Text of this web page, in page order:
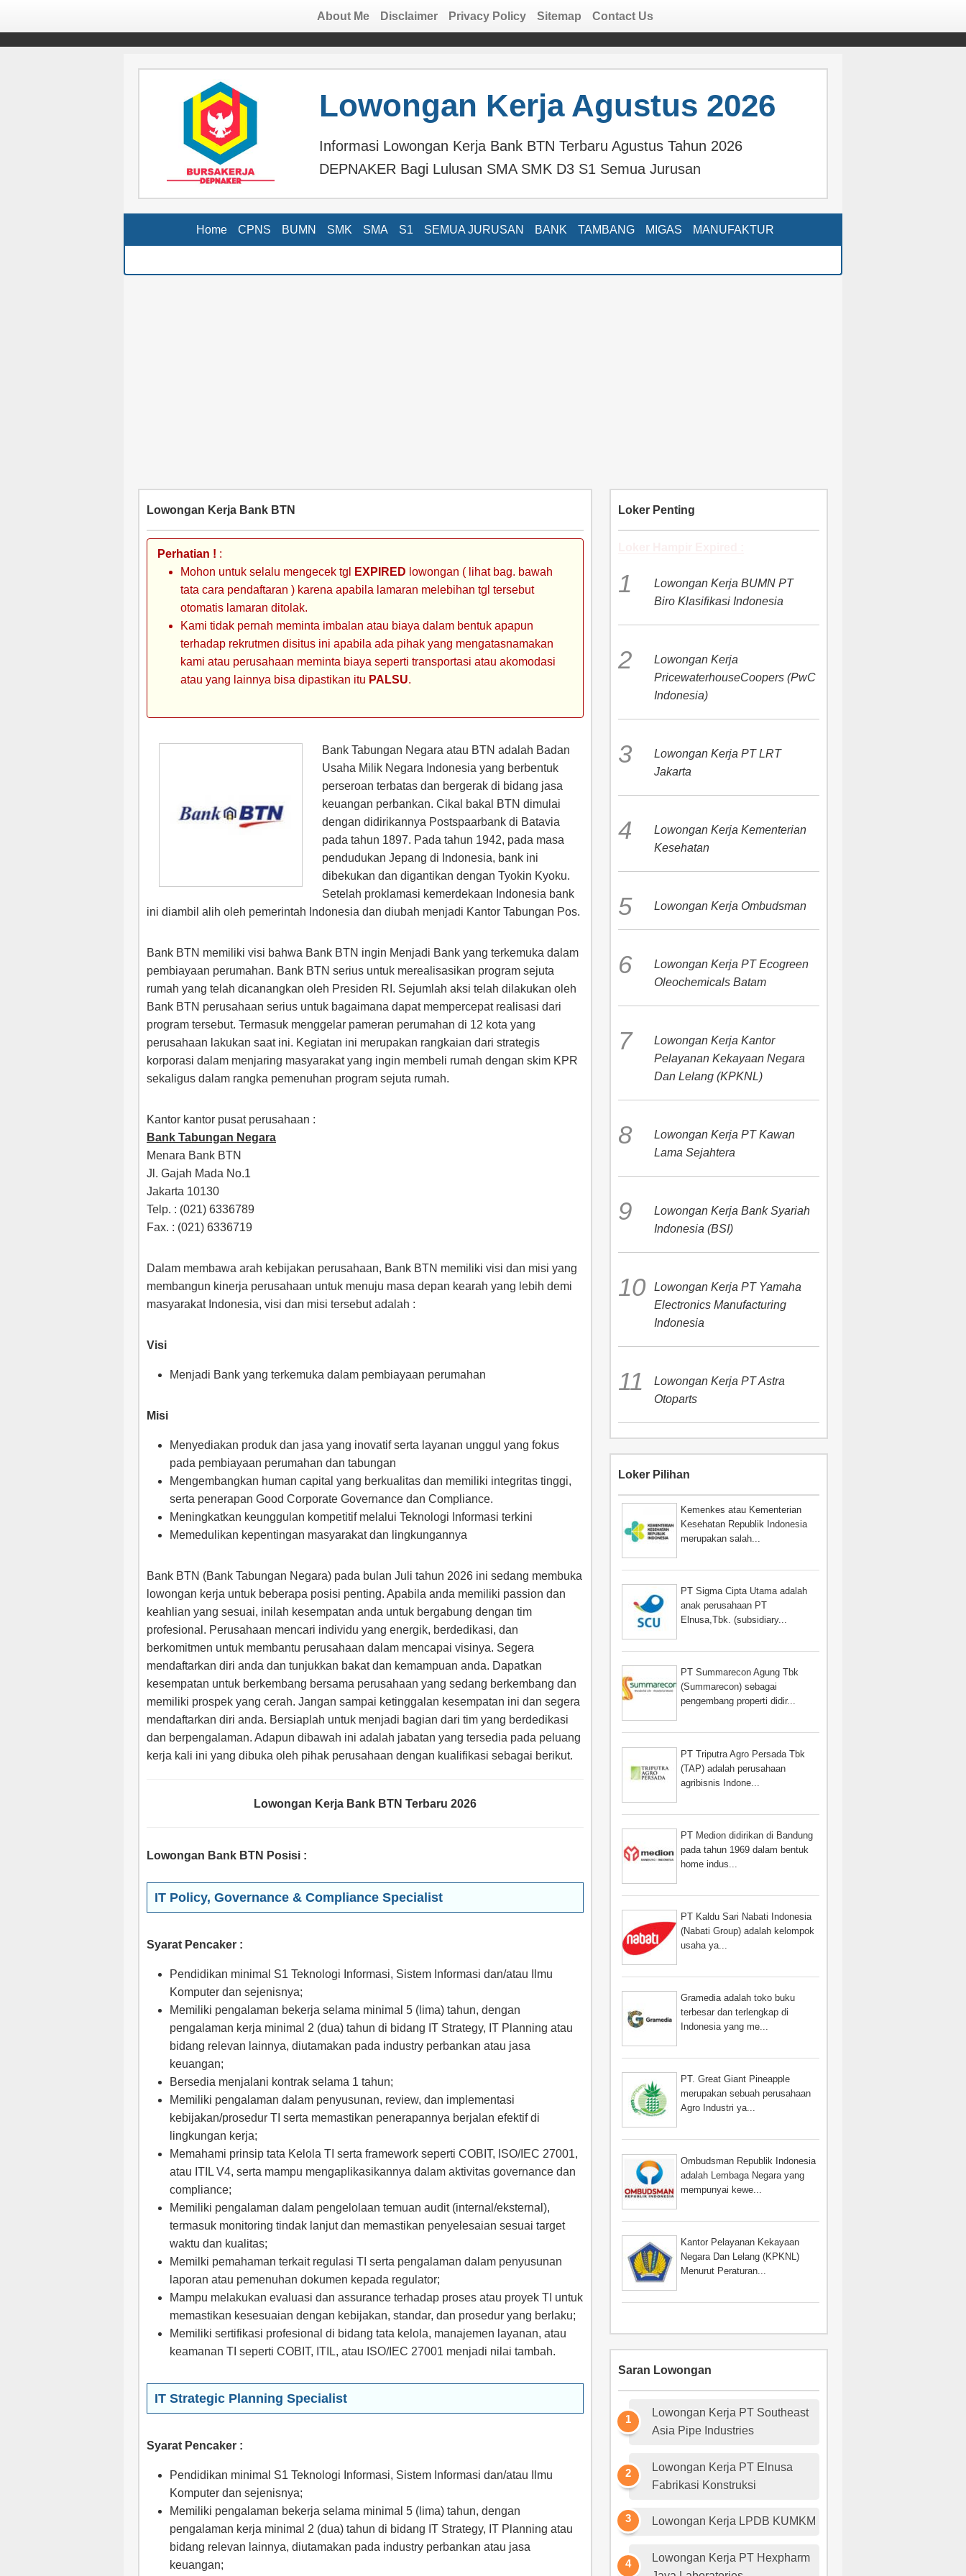
About Me Disclaimer Privacy Policy Sitemap Contact Us
Lowongan Kerja Agustus 2026
Informasi Lowongan Kerja Bank BTN Terbaru Agustus Tahun 2026
DEPNAKER Bagi Lulusan SMA SMK D3 S1 Semua Jurusan
Home CPNS BUMN SMK SMA S1 SEMUA JURUSAN BANK TAMBANG MIGAS MANUFAKTUR
Lowongan Kerja Bank BTN
Perhatian ! :
Mohon untuk selalu mengecek tgl
EXPIRED lowongan ( lihat bag. bawah
tata cara pendaftaran ) karena apabila lamaran melebihan tgl tersebut
otomatis lamaran ditolak.
Kami tidak pernah meminta imbalan atau biaya dalam bentuk apapun
terhadap rekrutmen disitus ini apabila ada pihak yang mengatasnamakan
kami atau perusahaan meminta biaya seperti transportasi atau akomodasi
atau yang lainnya bisa dipastikan itu PALSU.
Bank Tabungan Negara atau BTN adalah Badan
Usaha Milik Negara Indonesia yang berbentuk
perseroan terbatas dan bergerak di bidang jasa
keuangan perbankan. Cikal bakal BTN dimulai
dengan didirikannya Postspaarbank di Batavia
pada tahun 1897. Pada tahun 1942, pada masa
pendudukan Jepang di Indonesia, bank ini
dibekukan dan digantikan dengan Tyokin Kyoku.
Setelah proklamasi kemerdekaan Indonesia bank
ini diambil alih oleh pemerintah Indonesia dan diubah menjadi Kantor Tabungan Pos.
Bank BTN memiliki visi bahwa Bank BTN ingin Menjadi Bank yang terkemuka dalam
pembiayaan perumahan. Bank BTN serius untuk merealisasikan program sejuta
rumah yang telah dicanangkan oleh Presiden RI. Sejumlah aksi telah dilakukan oleh
Bank BTN perusahaan serius untuk bagaimana dapat mempercepat realisasi dari
program tersebut. Termasuk menggelar pameran perumahan di 12 kota yang
perusahaan lakukan saat ini. Kegiatan ini merupakan rangkaian dari strategis
korporasi dalam menjaring masyarakat yang ingin membeli rumah dengan skim KPR
sekaligus dalam rangka pemenuhan program sejuta rumah.
Kantor kantor pusat perusahaan :
Bank Tabungan Negara
Menara Bank BTN
Jl. Gajah Mada No.1
Jakarta 10130
Telp. : (021) 6336789
Fax. : (021) 6336719
Dalam membawa arah kebijakan perusahaan, Bank BTN memiliki visi dan misi yang
membangun kinerja perusahaan untuk menuju masa depan kearah yang lebih demi
masyarakat Indonesia, visi dan misi tersebut adalah :
Visi
Menjadi Bank yang terkemuka dalam pembiayaan perumahan
Misi
Menyediakan produk dan jasa yang inovatif serta layanan unggul yang fokus
pada pembiayaan perumahan dan tabungan
Mengembangkan human capital yang berkualitas dan memiliki integritas tinggi,
serta penerapan Good Corporate Governance dan Compliance.
Meningkatkan keunggulan kompetitif melalui Teknologi Informasi terkini
Memedulikan kepentingan masyarakat dan lingkungannya
Bank BTN (Bank Tabungan Negara) pada bulan Juli tahun 2026 ini sedang membuka
lowongan kerja untuk beberapa posisi penting. Apabila anda memiliki passion dan
keahlian yang sesuai, inilah kesempatan anda untuk bergabung dengan tim
profesional. Perusahaan mencari individu yang energik, berdedikasi, dan
berkomitmen untuk membantu perusahaan dalam mencapai visinya. Segera
mendaftarkan diri anda dan tunjukkan bakat dan kemampuan anda. Dapatkan
kesempatan untuk berkembang bersama perusahaan yang sedang berkembang dan
memiliki prospek yang cerah. Jangan sampai ketinggalan kesempatan ini dan segera
mendaftarkan diri anda. Bersiaplah untuk menjadi bagian dari tim yang berdedikasi
dan berpengalaman. Adapun dibawah ini adalah jabatan yang tersedia pada peluang
kerja kali ini yang dibuka oleh pihak perusahaan dengan kualifikasi sebagai berikut.
Lowongan Kerja Bank BTN Terbaru 2026
Lowongan Bank BTN Posisi :
IT Policy, Governance & Compliance Specialist
Syarat Pencaker :
Pendidikan minimal S1 Teknologi Informasi, Sistem Informasi dan/atau Ilmu
Komputer dan sejenisnya;
Memiliki pengalaman bekerja selama minimal 5 (lima) tahun, dengan
pengalaman kerja minimal 2 (dua) tahun di bidang IT Strategy, IT Planning atau
bidang relevan lainnya, diutamakan pada industry perbankan atau jasa
keuangan;
Bersedia menjalani kontrak selama 1 tahun;
Memiliki pengalaman dalam penyusunan, review, dan implementasi
kebijakan/prosedur TI serta memastikan penerapannya berjalan efektif di
lingkungan kerja;
Memahami prinsip tata Kelola TI serta framework seperti COBIT, ISO/IEC 27001,
atau ITIL V4, serta mampu mengaplikasikannya dalam aktivitas governance dan
compliance;
Memiliki pengalaman dalam pengelolaan temuan audit (internal/eksternal),
termasuk monitoring tindak lanjut dan memastikan penyelesaian sesuai target
waktu dan kualitas;
Memilki pemahaman terkait regulasi TI serta pengalaman dalam penyusunan
laporan atau pemenuhan dokumen kepada regulator;
Mampu melakukan evaluasi dan assurance terhadap proses atau proyek TI untuk
memastikan kesesuaian dengan kebijakan, standar, dan prosedur yang berlaku;
Memiliki sertifikasi profesional di bidang tata kelola, manajemen layanan, atau
keamanan TI seperti COBIT, ITIL, atau ISO/IEC 27001 menjadi nilai tambah.
IT Strategic Planning Specialist
Syarat Pencaker :
Pendidikan minimal S1 Teknologi Informasi, Sistem Informasi dan/atau Ilmu
Komputer dan sejenisnya;
Memiliki pengalaman bekerja selama minimal 5 (lima) tahun, dengan
pengalaman kerja minimal 2 (dua) tahun di bidang IT Strategy, IT Planning atau
bidang relevan lainnya, diutamakan pada industry perbankan atau jasa
keuangan;
Loker Penting
Lowongan Kerja BUMN PT
Biro Klasifikasi Indonesia
Lowongan Kerja
PricewaterhouseCoopers (PwC
Indonesia)
Lowongan Kerja PT LRT
Jakarta
Lowongan Kerja Kementerian
Kesehatan
Lowongan Kerja Ombudsman
Lowongan Kerja PT Ecogreen
Oleochemicals Batam
Lowongan Kerja Kantor
Pelayanan Kekayaan Negara
Dan Lelang (KPKNL)
Lowongan Kerja PT Kawan
Lama Sejahtera
Lowongan Kerja Bank Syariah
Indonesia (BSI)
Lowongan Kerja PT Yamaha
Electronics Manufacturing
Indonesia
Lowongan Kerja PT Astra
Otoparts
Loker Pilihan
Kemenkes atau Kementerian
Kesehatan Republik Indonesia
merupakan salah...
PT Sigma Cipta Utama adalah
anak perusahaan PT
Elnusa,Tbk. (subsidiary...
PT Summarecon Agung Tbk
(Summarecon) sebagai
pengembang properti didir...
PT Triputra Agro Persada Tbk
(TAP) adalah perusahaan
agribisnis Indone...
PT Medion didirikan di Bandung
pada tahun 1969 dalam bentuk
home indus...
PT Kaldu Sari Nabati Indonesia
(Nabati Group) adalah kelompok
usaha ya...
Gramedia adalah toko buku
terbesar dan terlengkap di
Indonesia yang me...
PT. Great Giant Pineapple
merupakan sebuah perusahaan
Agro Industri ya...
Ombudsman Republik Indonesia
adalah Lembaga Negara yang
mempunyai kewe...
Kantor Pelayanan Kekayaan
Negara Dan Lelang (KPKNL)
Menurut Peraturan...
Saran Lowongan
Lowongan Kerja PT Southeast
Asia Pipe Industries
Lowongan Kerja PT Elnusa
Fabrikasi Konstruksi
Lowongan Kerja LPDB KUMKM
Lowongan Kerja PT Hexpharm